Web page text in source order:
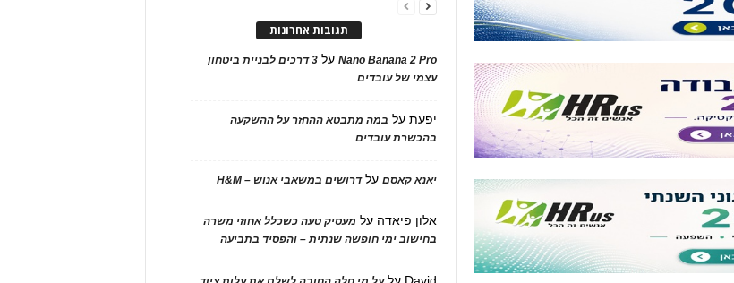
תגובות אחרונות
Nano Banana 2 Proעל 3 דרכים לבניית ביטחון
עצמי של עובדים
יפעתעל במה מתבטא ההחזר על ההשקעה
בהכשרת עובדים
יאנא קאסםעלדרושים במשאבי אנוש – H&M
אלון פיאדה על מעסיק טעה כשכלל אחוזי משרה
בחישוב ימי חופשה שנתית – והפסיד בתביעה